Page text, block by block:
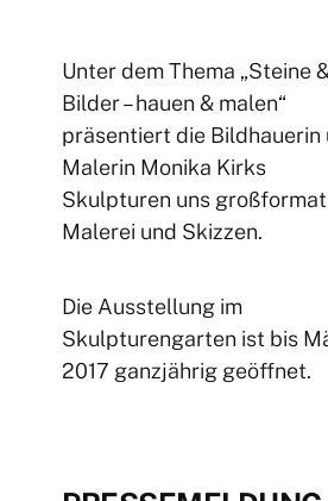
Unter dem Thema „Steine
Bilder – hauen & malen“
präsentiert die Bildhauerin
Malerin Monika Kirks
Skulpturen uns
Malerei und Skizzen.
Die Ausstellung im
Skulpturengarten ist bis
2017 ganzjährig geöffnet.